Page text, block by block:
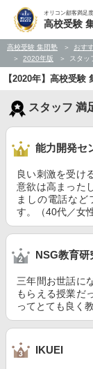
オリコン顧客満足
高校受験
高校受験 集団塾
おす
2020年版
スタッ
【2020年】高校受
スタッフ 満
能力開発セ
良い刺激を受け
意欲は高まった
ましの電話など
す。（40代／女性
NSG教育研
三年間お世話に
もらえる授業だ
ってとても良く
IKUEI